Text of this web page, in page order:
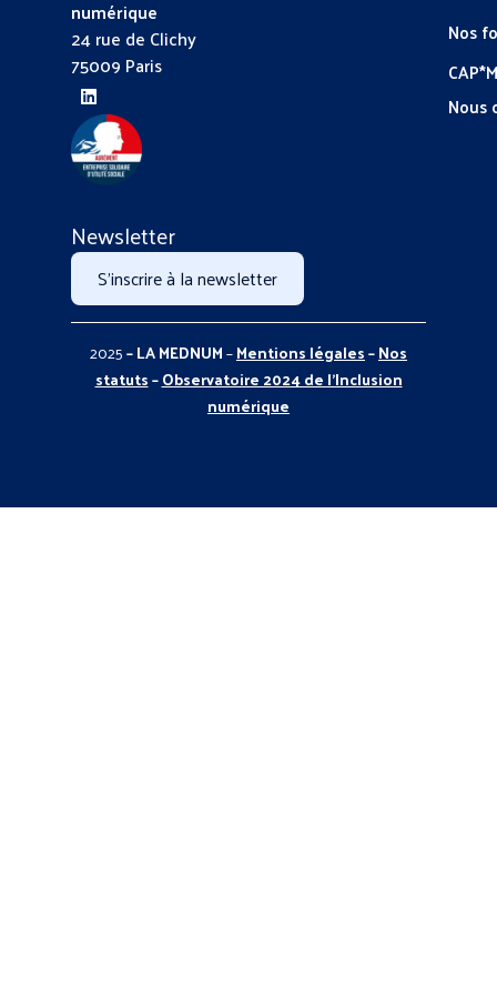
numérique
24 rue de Clichy
75009 Paris
Newsletter
S'inscrire à la newsletter
Nos
Nous
2025– LA MEDNUM–Mentions légales–Nos
statuts–Observatoire 2024 de l’Inclusion
numérique